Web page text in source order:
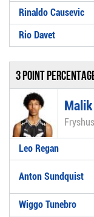
Rinaldo Causevic
Rio Davet
3 Point
Leo Regan
Anton Sundquist
Wiggo Tunebro